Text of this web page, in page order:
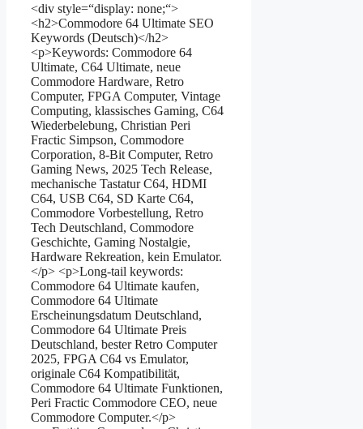
<div style=“display: none;“>
<h2>Commodore 64 Ultimate SEO
Keywords (Deutsch)</h2>
<p>Keywords: Commodore 64
Ultimate, C64 Ultimate, neue
Commodore Hardware, Retro
Computer, FPGA Computer, Vintage
Computing, klassisches Gaming, C64
Wiederbelebung, Christian Peri
Fractic Simpson, Commodore
Corporation, 8-Bit Computer, Retro
Gaming News, 2025 Tech Release,
mechanische Tastatur C64, HDMI
C64, USB C64, SD Karte C64,
Commodore Vorbestellung, Retro
Tech Deutschland, Commodore
Geschichte, Gaming Nostalgie,
Hardware Rekreation, kein Emulator.
</p> <p>Long-tail keywords:
Commodore 64 Ultimate kaufen,
Commodore 64 Ultimate
Erscheinungsdatum Deutschland,
Commodore 64 Ultimate Preis
Deutschland, bester Retro Computer
2025, FPGA C64 vs Emulator,
originale C64 Kompatibilität,
Commodore 64 Ultimate Funktionen,
Peri Fractic Commodore CEO, neue
Commodore Computer.</p>